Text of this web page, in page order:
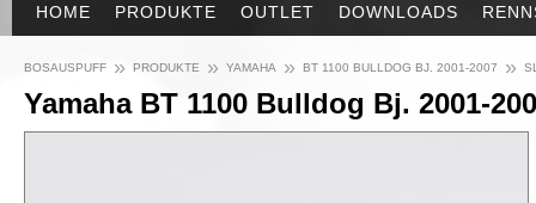
HOME PRODUKTE OUTLET DOWNLOADS
BOSAUSPUFF » PRODUKTE » YAMAHA » BT 1100 BULLDOG BJ. 2001-2007 »
Yamaha BT 1100 Bulldog Bj. 2001-